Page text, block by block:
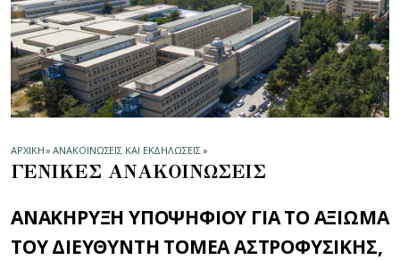
ΑΡΧΙΚΗ» ΑΝΑΚΟΙΝΩΣΕΙΣ ΚΑΙ ΕΚΔΗΛΩΣΕΙΣ»
ΓΕΝΙΚΕΣ ΑΝΑΚΟΙΝΩΣΕΙΣ
ΑΝΑΚΗΡΥΞΗ ΥΠΟΨΗΦΙΟΥ ΓΙΑ ΤΟ ΑΞΙΩΜΑ
ΤΟΥ ΔΙΕΥΘΥΝΤΗ ΤΟΜΕΑ AΣΤΡΟΦΥΣΙΚΗΣ,